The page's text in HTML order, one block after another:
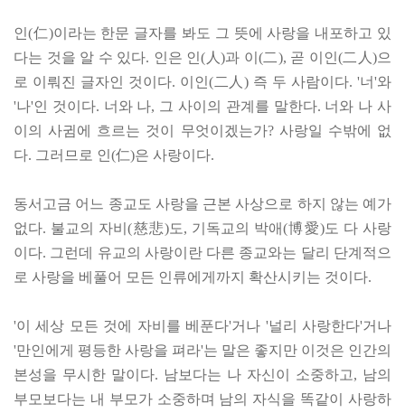
인(仁)이라는 한문 글자를 봐도 그 뜻에 사랑을 내포하고 있
다는 것을 알 수 있다. 인은 인(人)과 이(二), 곧 이인(二人)으
로 이뤄진 글자인 것이다. 이인(二人) 즉 두 사람이다. '너'와
'나'인 것이다. 너와 나, 그 사이의 관계를 말한다. 너와 나 사
이의 사귐에 흐르는 것이 무엇이겠는가? 사랑일 수밖에 없
다. 그러므로 인(仁)은 사랑이다.
동서고금 어느 종교도 사랑을 근본 사상으로 하지 않는 예가
없다. 불교의 자비(慈悲)도, 기독교의 박애(博愛)도 다 사랑
이다. 그런데 유교의 사랑이란 다른 종교와는 달리 단계적으
로 사랑을 베풀어 모든 인류에게까지 확산시키는 것이다.
'이 세상 모든 것에 자비를 베푼다'거나 '널리 사랑한다'거나
'만인에게 평등한 사랑을 펴라'는 말은 좋지만 이것은 인간의
본성을 무시한 말이다. 남보다는 나 자신이 소중하고, 남의
부모보다는 내 부모가 소중하며 남의 자식을 똑같이 사랑하